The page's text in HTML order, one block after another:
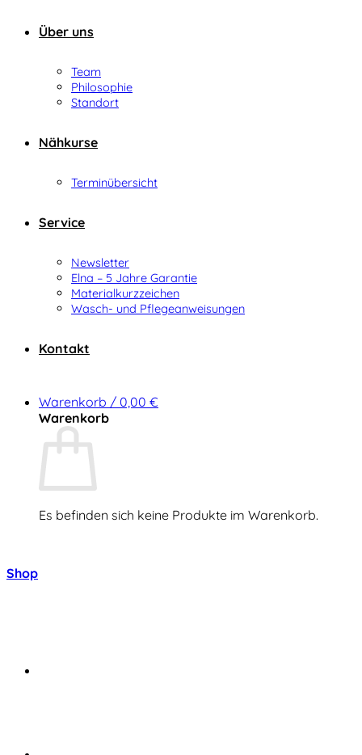
Über uns
Team
Philosophie
Standort
Nähkurse
Terminübersicht
Service
Newsletter
Elna – 5 Jahre Garantie
Materialkurzzeichen
Wasch- und Pflegeanweisungen
Kontakt
Warenkorb / 0,00 €
Warenkorb
Es befinden sich keine Produkte im Warenkorb.
Shop